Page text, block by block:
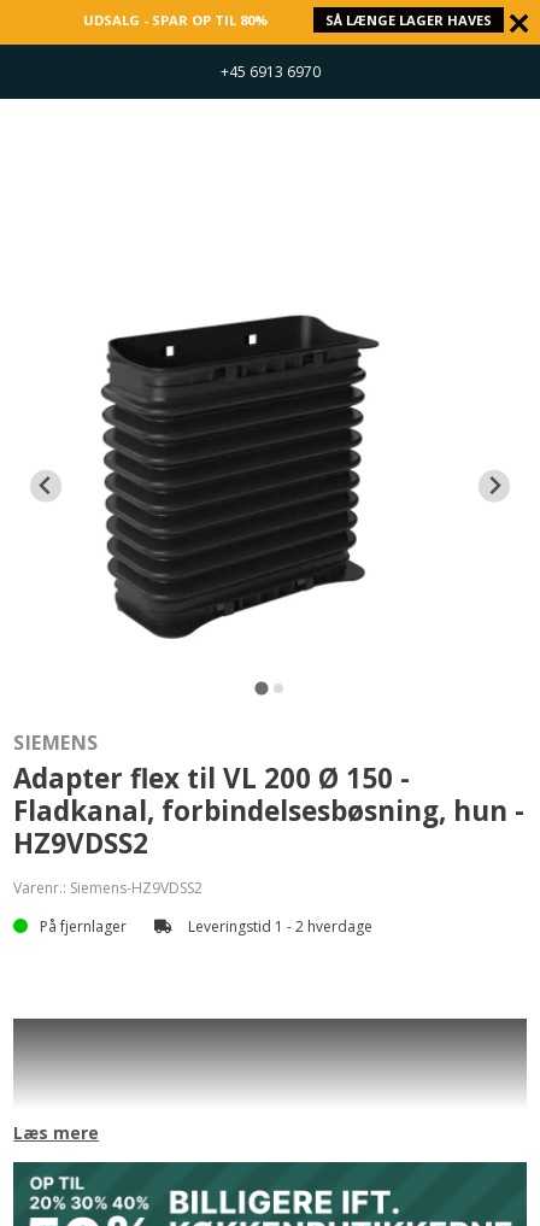
UDSALG - SPAR OP TIL 80% SÅ LÆNGE LAGER HAVES
+45 6913 6970
SIEMENS
Adapter flex til VL 200 Ø 150 -
Fladkanal, forbindelsesbøsning, hun -
HZ9VDSS2
Varenr.: Siemens-HZ9VDSS2
På fjernlager
Leveringstid 1 - 2 hverdage
Installationstilbehør til et optimalt matchende udsugningssystem.
✓ Fleksibel. kanalelement (hun) til kombination med
flade kanalelementer (han).
✓ Integrerede pakninger til komplet lufttæthed uden behov
og maksimal luftgennemstrømningshastighed. Let at forbinde via
en klikmekanisme.
✓ Elementet overholder Needle Flame Test (ifølge IEC 60695-11-
5) og B2 byggematerialeklasse (ifølge DIN 4102-1).
Læs mere